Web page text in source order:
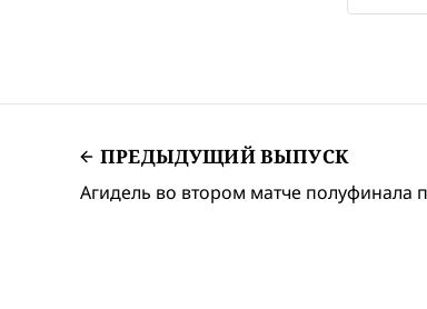
ПРЕДЫДУЩИЙ ВЫПУСК
Агидель во втором матче